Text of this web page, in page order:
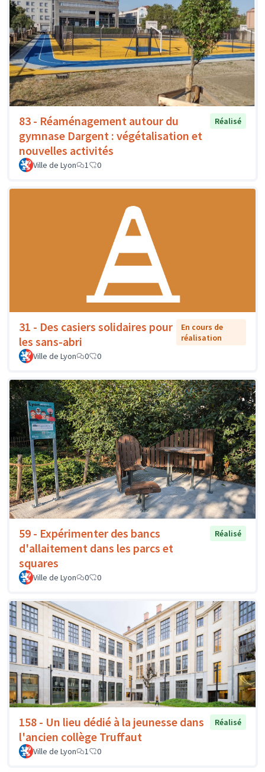
83 - Réaménagement autour du
gymnase Dargent : végétalisation et
nouvelles activités
Réalisé
Ville de Lyon 1 0
31 - Des casiers solidaires pour
les sans-abri
En cours de
réalisation
Ville de Lyon
0 0
59 - Expérimenter des bancs
d'allaitement dans les parcs et
squares
Réalisé
Ville de Lyon 0 0
158 - Un lieu dédié à la jeunesse dans
l'ancien collège Truffaut
Réalisé
Ville de Lyon 1 0